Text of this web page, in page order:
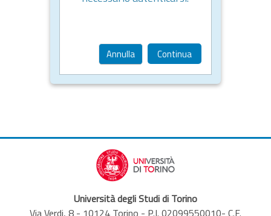
Annulla Continua
Università degli Studi di Torino
Via Verdi, 8 - 10124 Torino - P.I. 02099550010- C.F.